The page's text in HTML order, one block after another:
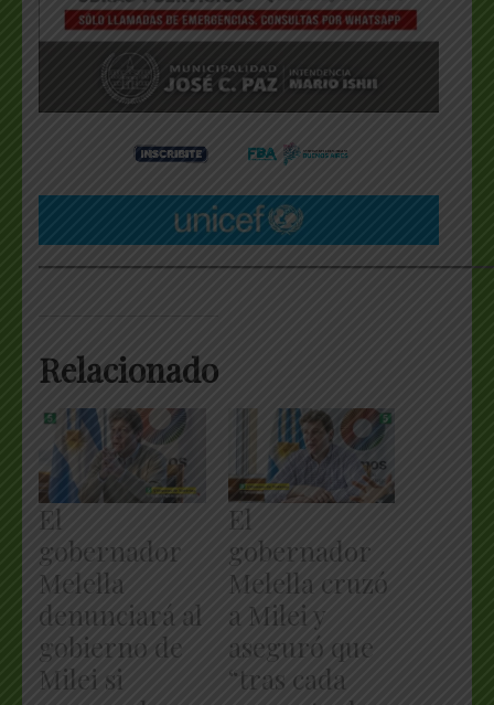
Relacionado
El
gobernador
Melella
denunciará al
gobierno de
Milei si
El
gobernador
Melella cruzó
a Milei y
aseguró que
“tras cada